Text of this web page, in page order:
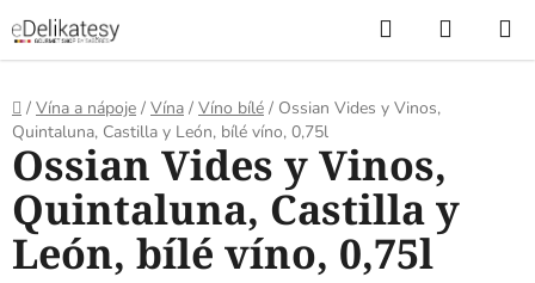
na
obsah
Hledat
KOŠÍK
Domů
/ Vína a nápoje / Vína / Víno bílé / Ossian Vides y Vinos,
Quintaluna, Castilla y León, bílé víno, 0,75l
Ossian Vides y Vinos,
Quintaluna, Castilla y
León, bílé víno, 0,75l